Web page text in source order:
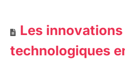
Les innovations
technologiques